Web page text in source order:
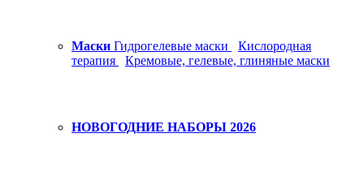
Маски Гидрогелевые маски
Кислородная
терапия
Кремовые, гелевые, глиняные маски
НОВОГОДНИЕ НАБОРЫ 2026